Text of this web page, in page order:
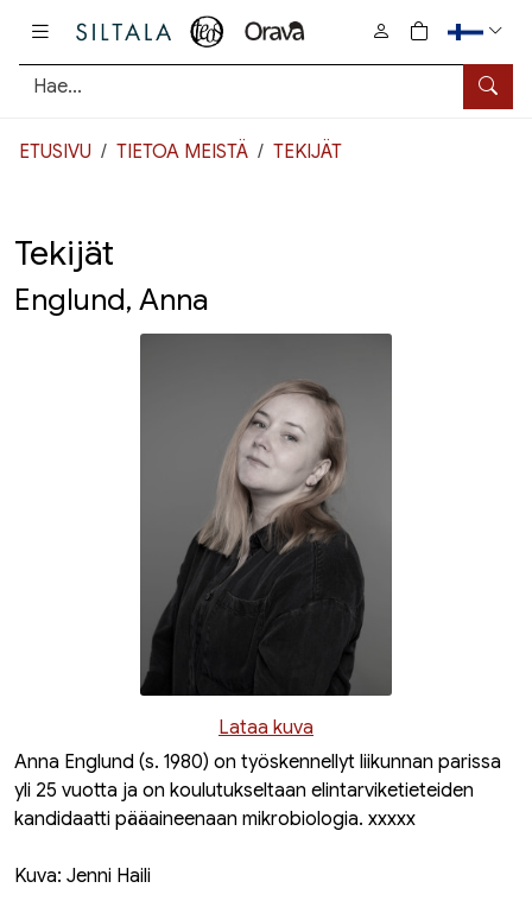
Hae
0
tuotetta
ETUSIVU TIETOA MEISTÄ TEKIJÄT
Tekijät
Englund, Anna
Lataa kuva
Anna Englund (s. 1980) on työskennellyt liikunnan parissa
yli 25 vuotta ja on koulutukseltaan elintarviketieteiden
kandidaatti pääaineenaan mikrobiologia. xxxxx
Kuva: Jenni Haili